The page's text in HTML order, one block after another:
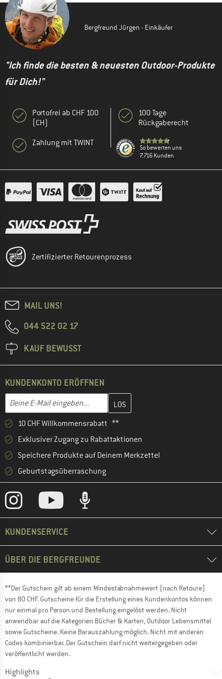
Bergfreund Jürgen - Einkäufer
"Ich finde die besten & neuesten Outdoor-Produkte
für Dich!"
Portofrei ab CHF 100
(CH)
Zahlung mit TWINT
100 Tage
Rückgaberecht
So bewerten uns
7.716 Kunden
Zertifizierter Retourenprozess
MAIL UNS!
044 522 02 17
KAUF BEWUSST
KUNDENKONTO ERÖFFNEN
E-Mail-Adresse
Gib hier deine E-Mail-Adresse ein und erstelle im nächsten
10 CHF Willkommensrabatt **
Exklusiver Zugang zu Rabattaktionen
Speichere Produkte auf Deinem Merkzettel
Geburtstagsüberraschung
KUNDENSERVICE
ÜBER DIE BERGFREUNDE
**Der Gutschein gilt ab einem Mindestabnahmewert (nach Retoure)
von 80 CHF. Gutscheine für die Erstellung eines Kundenkontos können
nur einmal pro Person und Bestellung eingelöst werden. Nicht
anwendbar auf die Kategorien Bücher & Karten, Outdoor Lebensmittel
sowie Gutscheine. Keine Barauszahlung möglich. Nicht mit anderen
Codes kombinierbar. Der Gutschein darf nicht weitergegeben oder
veröffentlicht werden.
Highlights